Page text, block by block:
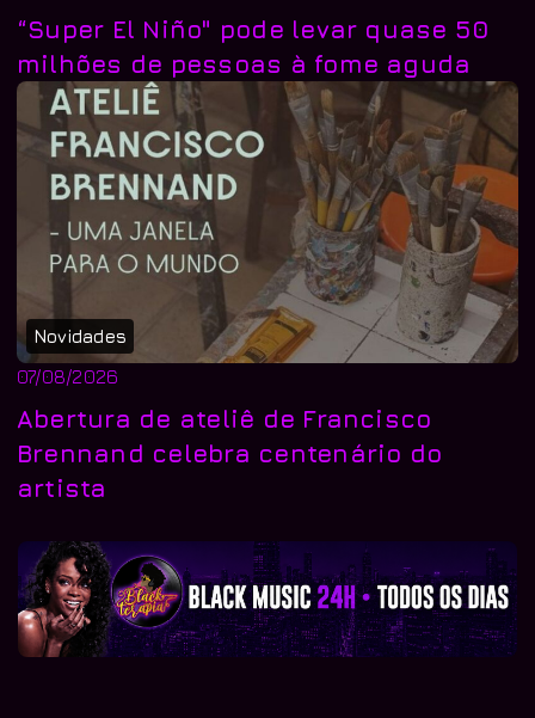
“Super El Niño" pode levar quase 50
milhões de pessoas à fome aguda
Novidades
07/08/2026
Abertura de ateliê de Francisco
Brennand celebra centenário do
artista